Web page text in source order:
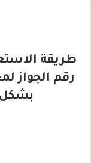
طريقة
رقم الجواز